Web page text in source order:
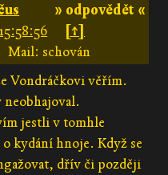
» odpovědět «
[↑]
Mail: schován
Vondráčkovi věřím.
jestli v tomhle
kydání hnoje. Když se
dřív či později